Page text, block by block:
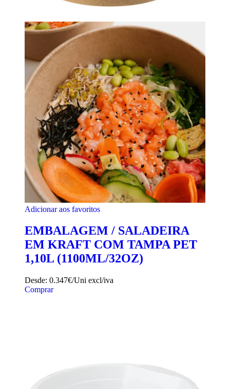
Adicionar aos favoritos
EMBALAGEM / SALADEIRA
EM KRAFT COM TAMPA PET
1,10L (1100ML/32OZ)
Desde: 0.347€/Uni excl/iva
Comprar